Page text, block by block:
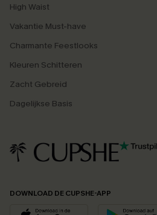
High Waist
Vakantie Must-have
Charmante Feestlooks
Kleuren Schitteren
Zacht Gebreid
Dagelijkse Basis
DOWNLOAD DE CUPSHE-APP